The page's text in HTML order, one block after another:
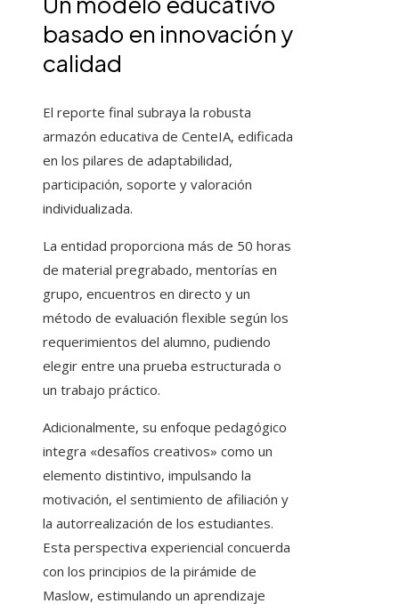
basado en innovación y
calidad
El reporte final subraya la robusta
armazón educativa de CenteIA, edificada
en los pilares de adaptabilidad,
participación, soporte y valoración
individualizada.
La entidad proporciona más de 50 horas
de material pregrabado, mentorías en
grupo, encuentros en directo y un
método de evaluación flexible según los
requerimientos del alumno, pudiendo
elegir entre una prueba estructurada o
un trabajo práctico.
Adicionalmente, su enfoque pedagógico
integra «desafíos creativos» como un
elemento distintivo, impulsando la
motivación, el sentimiento de afiliación y
la autorrealización de los estudiantes.
Esta perspectiva experiencial concuerda
con los principios de la pirámide de
Maslow, estimulando un aprendizaje